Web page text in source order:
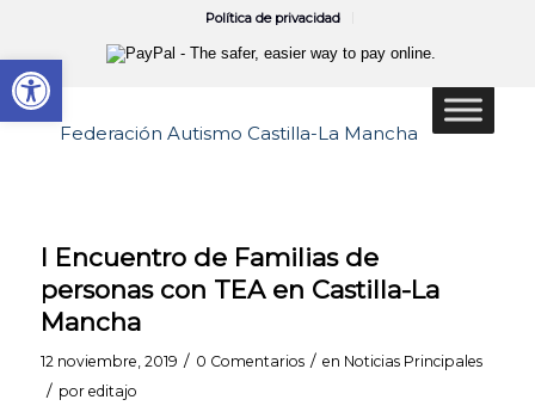
Política de privacidad
I Encuentro de Familias de
personas con TEA en Castilla-La
Mancha
12 noviembre, 2019 / 0 Comentarios / en Noticias Principales
/ por editajo
Abrir barra de herramientas